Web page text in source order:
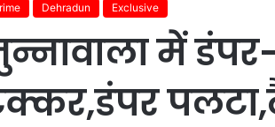
Dehradun Exclusive
में